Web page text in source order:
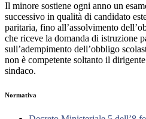
Il minore sostiene ogni anno un
successivo in qualità di candidato
paritaria, fino all’assolvimento
che riceve la domanda di istruzione
sull’adempimento dell’obbligo
non è competente soltanto il
sindaco.
Normativa